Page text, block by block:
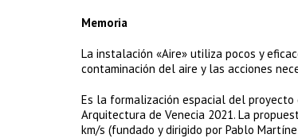
Memoria
La instalación «Aire» utiliza pocos y
contaminación del aire y las acciones
Es la formalización espacial del
Arquitectura de Venecia 2021. La
km/s (fundado y dirigido por Pablo